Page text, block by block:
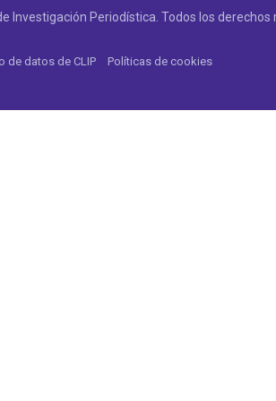
Investigación Periodística. Todos los derechos
de datos de CLIP Políticas de cookies